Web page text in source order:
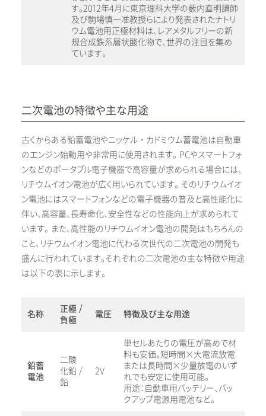
す。2012年4月に東京理科大学の薮内直明講師
及び駒場慎一准教授らにより発表されたナトリ
ウム電池用正極材料は、レアメタルフリーの新
規合成鉄系層状酸化物で、世界の注目を集め
ています。
二次電池の特徴や主な用途
古くからある鉛蓄電池やニッケル・カドミウム蓄電池は自動車
のエンジン始動用や非常用に使用されます。 PCやスマートフォ
ンなどのポータブル電子機器で高容量が求められる場合には、
リチウムイオン電池が広く用いられています。 そのリチウムイオ
ン電池にはスマートフォンなどの電子機器の普及と高性能化に
伴い、高容量、長寿命化、安全性などの性能向上が求められて
います。 また、高性能のリチウムイオン電池の開発はもちろんの
こと、リチウムイオン電池に代わる次世代の二次電池の開発も
盛んに行われています。それぞれの二次電池の主な特徴や用途
は以下の表に示します。
名称
正極 /
負極
電圧 特徴及び主な用途
鉛蓄
電池
二酸
化鉛 /
鉛
2V
単セルあたりの電圧が高めで材
料も安価。短時間×大電流放電
または長時間×少量放電のいず
れでも安定に使用可能。
用途：自動車用バッテリー、バッ
クアップ電源用電池など。